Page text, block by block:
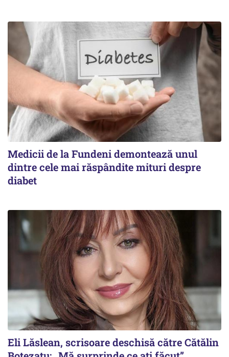
Medicii de la Fundeni demontează unul
dintre cele mai răspândite mituri despre
diabet
Eli Lăslean, scrisoare deschisă către Cătălin